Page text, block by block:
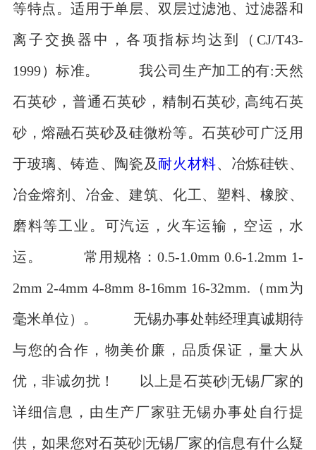
等特点。适用于单层、双层过滤池、过滤器和
离子交换器中，各项指标均达到（CJ/T43-
1999）标准。 我公司生产加工的有:天然
石英砂，普通石英砂，精制石英砂, 高纯石英
砂，熔融石英砂及硅微粉等。石英砂可广泛用
于玻璃、铸造、陶瓷及 耐火材料 、冶炼硅铁、
冶金熔剂、冶金、建筑、化工、塑料、橡胶、
磨料等工业。可汽运，火车运输，空运，水
运。 常用规格：0.5-1.0mm 0.6-1.2mm 1-
2mm 2-4mm 4-8mm 8-16mm 16-32mm.（mm为
毫米单位）。 无锡办事处韩经理真诚期待
与您的合作，物美价廉，品质保证，量大从
优，非诚勿扰！ 以上是石英砂|无锡厂家的
详细信息，由生产厂家驻无锡办事处自行提
供，如果您对石英砂|无锡厂家的信息有什么疑